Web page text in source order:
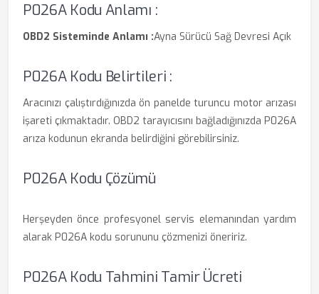
P026A Kodu Anlamı :
OBD2 Sisteminde Anlamı :Ayna Sürücü Sağ Devresi Açık
P026A Kodu Belirtileri :
Aracınızı çalıştırdığınızda ön panelde turuncu motor arızası
işareti çıkmaktadır. OBD2 tarayıcısını bağladığınızda P026A
arıza kodunun ekranda belirdiğini görebilirsiniz.
P026A Kodu Çözümü
Herşeyden önce profesyonel servis elemanından yardım
alarak P026A kodu sorununu çözmenizi öneririz.
P026A Kodu Tahmini Tamir Ücreti